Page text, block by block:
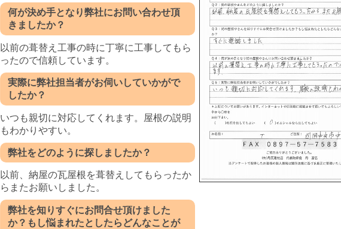
何が決め手となり弊社にお問い合わせ頂
きましたか？
以前の葺替え工事の時に丁寧に工事してもら
ったので信頼しています。
実際に弊社担当者がお伺いしていかがで
したか？
いつも親切に対応してくれます。屋根の説明
もわかりやすい。
弊社をどのように探しましたか？
以前、納屋の瓦屋根を葺替えしてもらったか
らまたお願いしました。
弊社を知りすぐにお問合せ頂けました
か？もし悩まれたとしたらどんなことが